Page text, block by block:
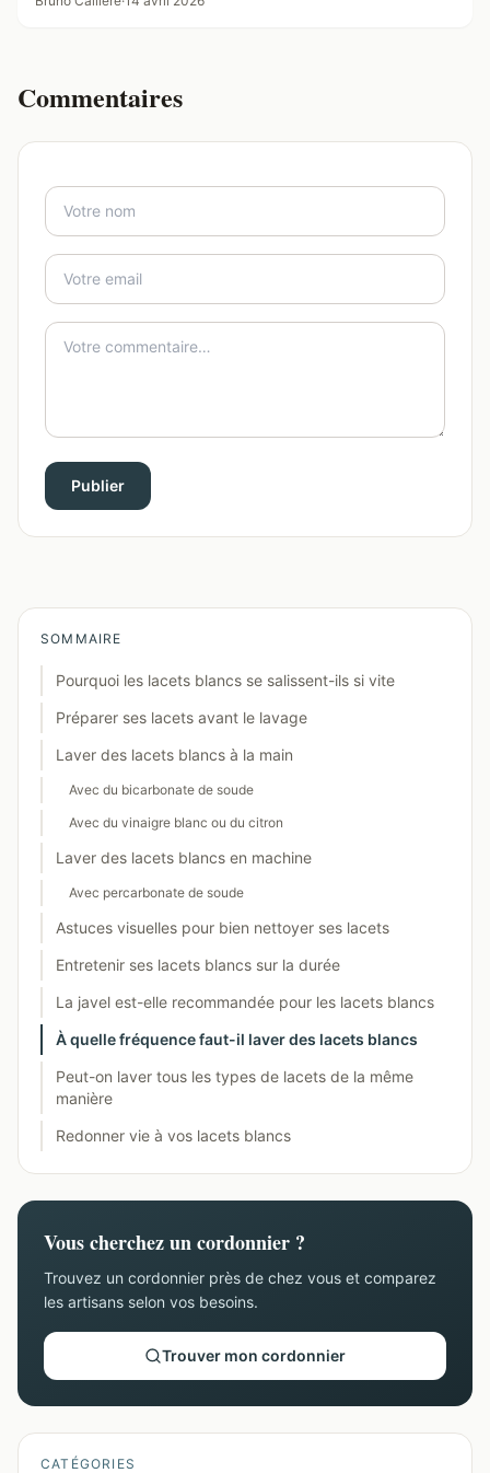
Commentaires
Publier
SOMMAIRE
Pourquoi les lacets blancs se salissent-ils si vite
Préparer ses lacets avant le lavage
Laver des lacets blancs à la main
Avec du bicarbonate de soude
Avec du vinaigre blanc ou du citron
Laver des lacets blancs en machine
Avec percarbonate de soude
Astuces visuelles pour bien nettoyer ses lacets
Entretenir ses lacets blancs sur la durée
La javel est-elle recommandée pour les lacets blancs
À quelle fréquence faut-il laver des lacets blancs
Peut-on laver tous les types de lacets de la même
manière
Redonner vie à vos lacets blancs
Vous cherchez un cordonnier ?
Trouvez un cordonnier près de chez vous et comparez
les artisans selon vos besoins.
Trouver mon cordonnier
CATÉGORIES